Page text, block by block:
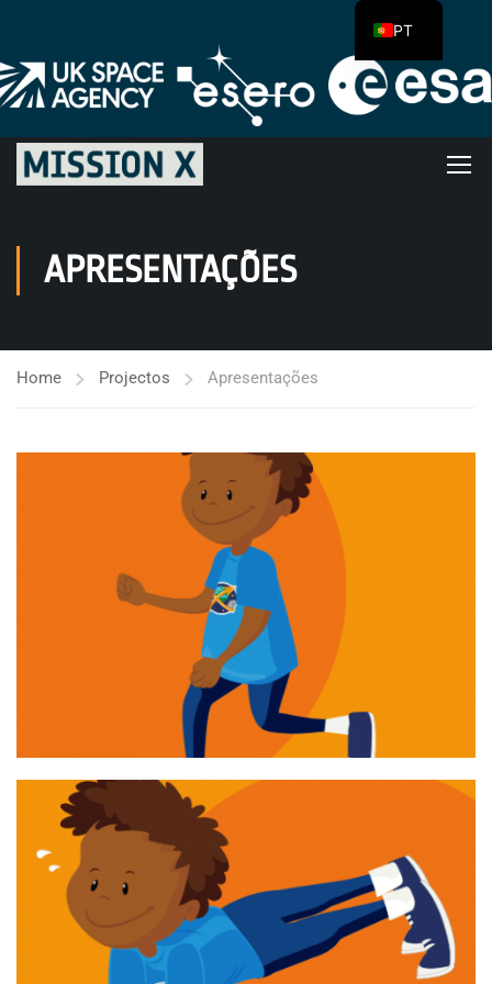
APRESENTAÇÕES
Home Projectos Apresentações
PT